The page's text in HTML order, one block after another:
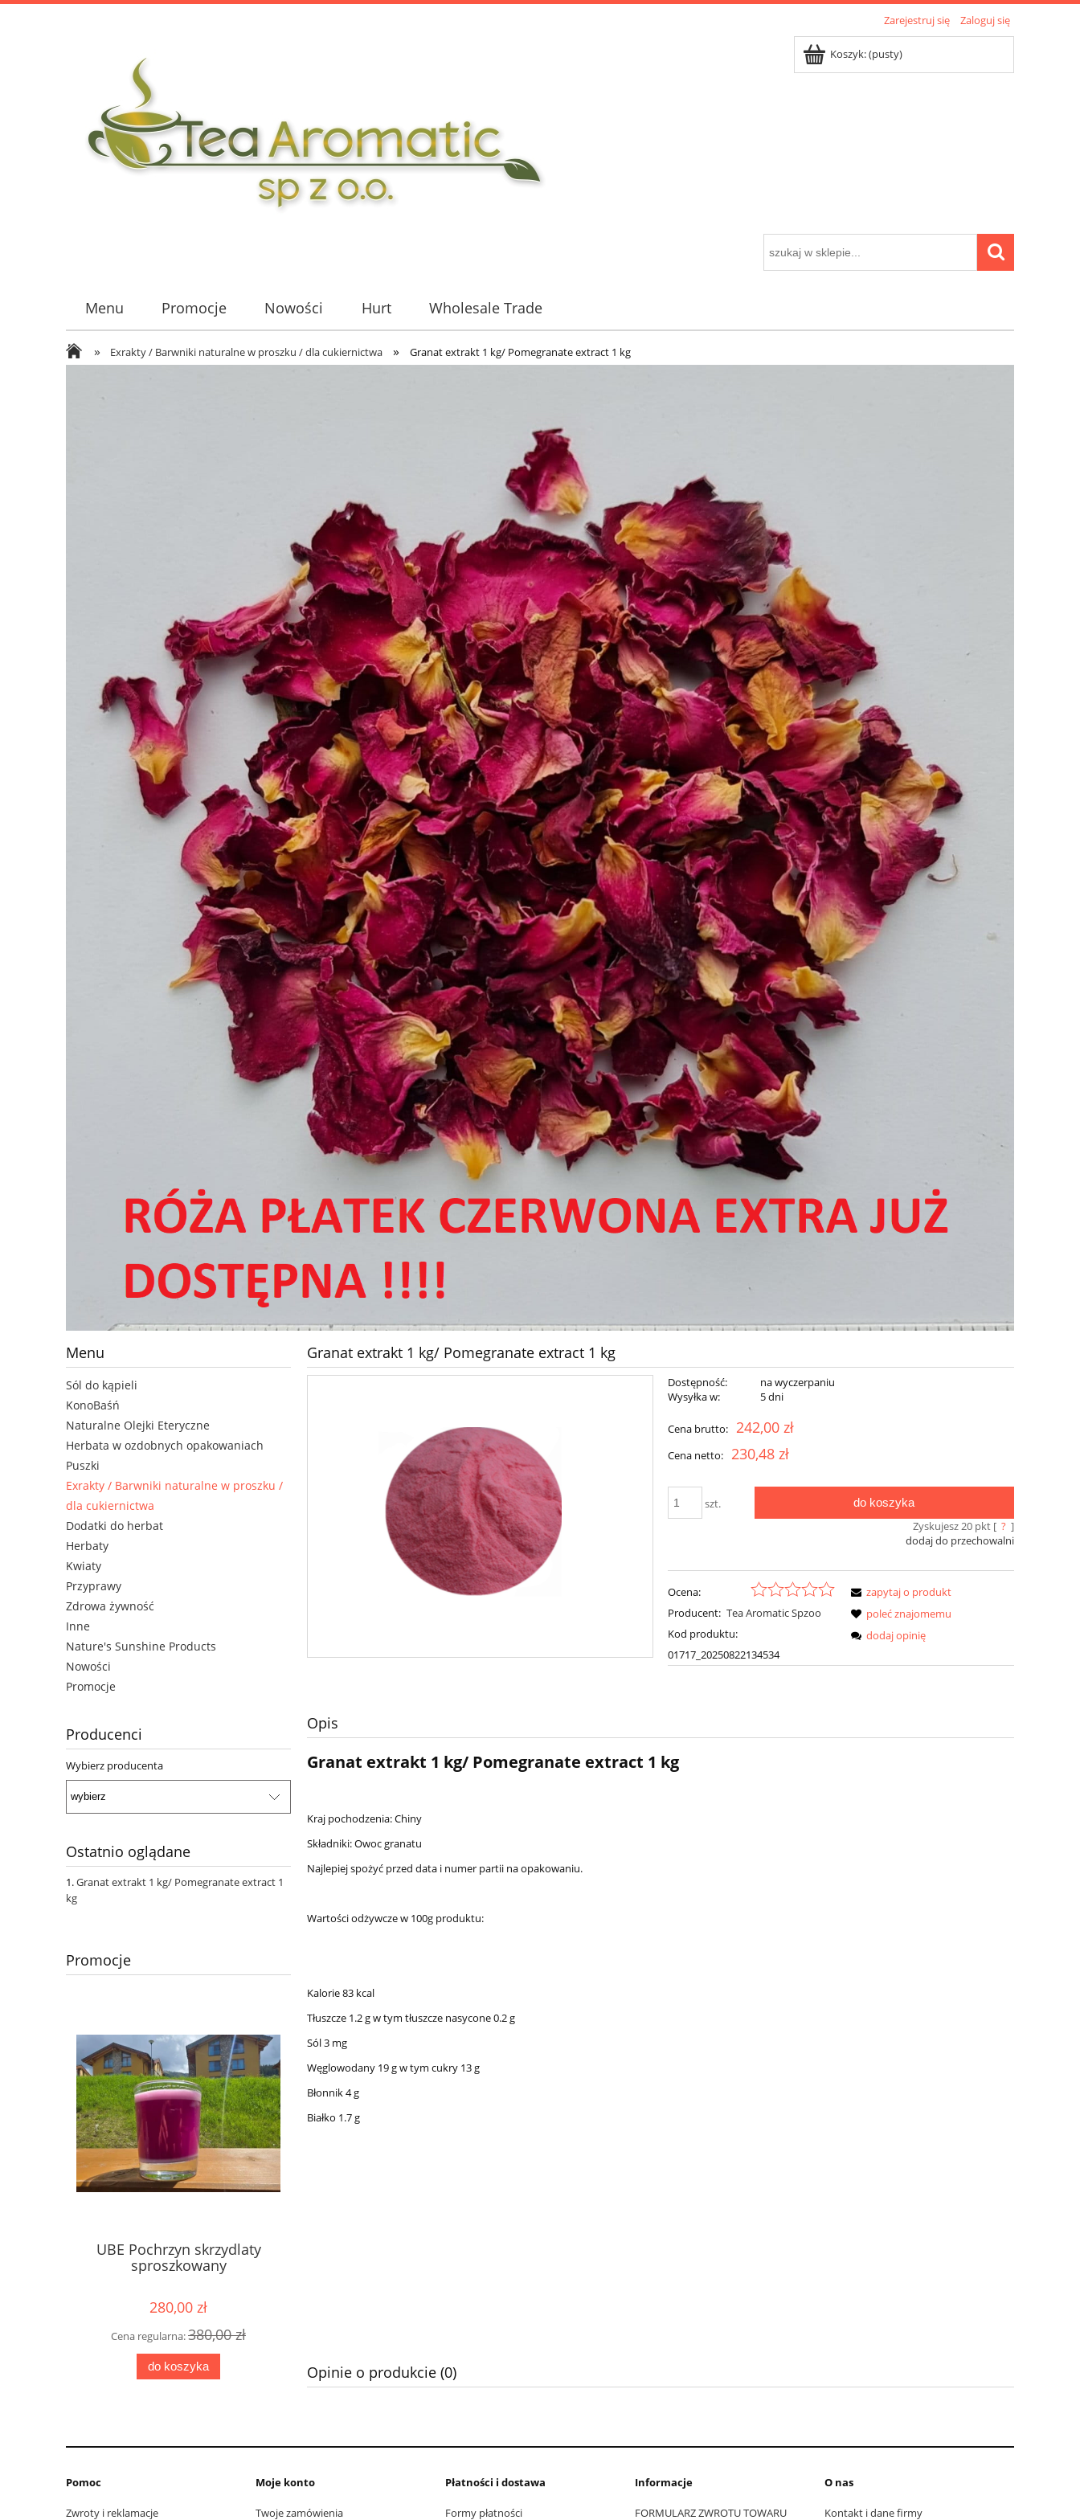
Zarejestruj się Zaloguj się
Koszyk:(pusty)
Menu Promocje Nowości Hurt Wholesale Trade
» Exrakty / Barwniki naturalne w proszku / dla cukiernictwa » Granat extrakt 1 kg/ Pomegranate extract 1 kg
Menu
Sól do kąpieli
KonoBaśń
Naturalne Olejki Eteryczne
Herbata w ozdobnych opakowaniach
Puszki
Exrakty / Barwniki naturalne w proszku /
dla cukiernictwa
Dodatki do herbat
Herbaty
Kwiaty
Przyprawy
Zdrowa żywność
Inne
Nature's Sunshine Products
Nowości
Promocje
Producenci
Wybierz producenta
Ostatnio oglądane
Granat extrakt 1 kg/ Pomegranate extract 1
kg
Promocje
UBE Pochrzyn skrzydlaty
sproszkowany
280,00 zł
Cena regularna:380,00 zł
do koszyka
Granat extrakt 1 kg/ Pomegranate extract 1 kg
Dostępność:
na wyczerpaniu
Wysyłka w:
5 dni
Cena brutto: 242,00 zł
Cena netto: 230,48 zł
szt. do koszyka
Zyskujesz20pkt [ ? ]
dodaj do przechowalni
Ocena:
Producent: Tea Aromatic Spzoo
Kod produktu:
01717_20250822134534
zapytaj o produkt
poleć znajomemu
dodaj opinię
Opis
Granat extrakt 1 kg/ Pomegranate extract 1 kg
Kraj pochodzenia: Chiny
Składniki: Owoc granatu
Najlepiej spożyć przed data i numer partii na opakowaniu.
Wartości odżywcze w 100g produktu:
Kalorie 83 kcal
Tłuszcze 1.2 g w tym tłuszcze nasycone 0.2 g
Sól 3 mg
Węglowodany 19 g w tym cukry 13 g
Błonnik 4 g
Białko 1.7 g
Opinie o produkcie (0)
Pomoc
Zwroty i reklamacje
Moje konto
Twoje zamówienia
Płatności i dostawa
Formy płatności
Informacje
FORMULARZ ZWROTU TOWARU
O nas
Kontakt i dane firmy